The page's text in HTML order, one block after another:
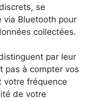
se
via Bluetooth pour
collectées.
par leur
pas à compter vos
votre fréquence
de votre